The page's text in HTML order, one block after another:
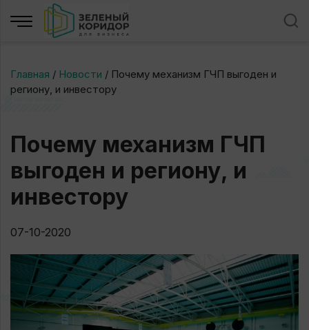
Главная / Новости / Почему механизм ГЧП выгоден и
региону, и инвестору
Почему механизм ГЧП
выгоден и региону, и
инвестору
07-10-2020